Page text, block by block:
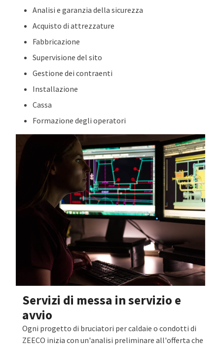
Analisi e garanzia della sicurezza
Acquisto di attrezzature
Fabbricazione
Supervisione del sito
Gestione dei contraenti
Installazione
Cassa
Formazione degli operatori
Servizi di messa in servizio e
avvio
Ogni progetto di bruciatori per caldaie o condotti di
ZEECO inizia con un'analisi preliminare all'offerta che